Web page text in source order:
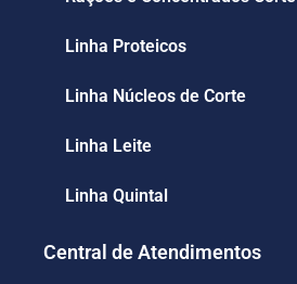
Linha Proteicos
Linha Núcleos de Corte
Linha Leite
Linha Quintal
Central de Atendimentos